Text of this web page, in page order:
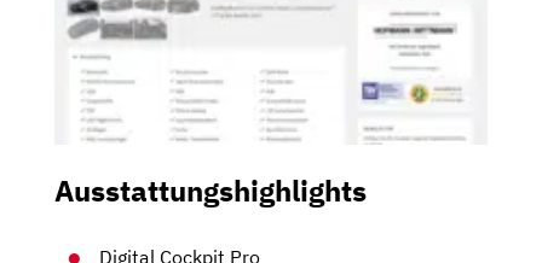
Ausstattungshighlights
Digital Cockpit Pro